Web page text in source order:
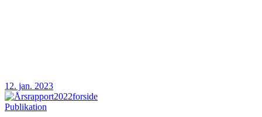
12. jan. 2023
Publikation